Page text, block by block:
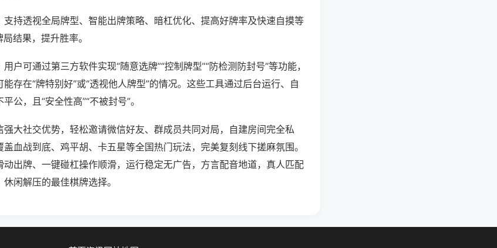
持透视全局牌型、智能出牌策略、暗杠优化、提高好牌率及快速自摸等
结果，提升胜率。
户可通过第三方软件实现“随意选牌”“控制牌型”“防检测防封号”等功能，
存在“牌特别好”或“透视他人牌型”的情况。这些工具通过后台运行、自
公，且“安全性高”“不被封号”。
大社交优势，轻松邀请微信好友、群成员共同对局，自建房间完全私
血战到底、鸡平胡、卡五星等全国热门玩法，完美复刻线下搓麻氛围。
动出牌、一键碰杠操作顺滑，运行稳定无广告，方言配音地道，真人匹配
闲解压的最佳棋牌选择。